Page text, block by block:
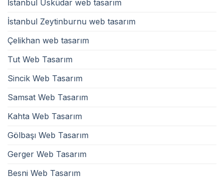
İstanbul Üsküdar web tasarım
İstanbul Zeytinburnu web tasarım
Çelikhan web tasarım
Tut Web Tasarım
Sincik Web Tasarım
Samsat Web Tasarım
Kahta Web Tasarım
Gölbaşı Web Tasarım
Gerger Web Tasarım
Besni Web Tasarım